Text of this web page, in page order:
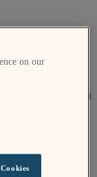
que nunca
on our